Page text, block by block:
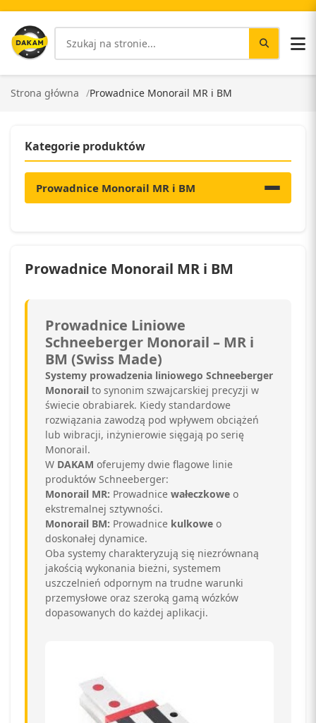
Strona główna Prowadnice Monorail MR i BM
Kategorie produktów
Prowadnice Monorail MR i BM
Prowadnice Monorail MR i BM
Prowadnice Liniowe
Schneeberger Monorail – MR i
BM (Swiss Made)
Systemy prowadzenia liniowego Schneeberger
Monorail to synonim szwajcarskiej precyzji w
świecie obrabiarek. Kiedy standardowe
rozwiązania zawodzą pod wpływem obciążeń
lub wibracji, inżynierowie sięgają po serię
Monorail.
W DAKAM oferujemy dwie flagowe linie
produktów Schneeberger:
Monorail MR: Prowadnice wałeczkowe o
ekstremalnej sztywności.
Monorail BM: Prowadnice kulkowe o
doskonałej dynamice.
Oba systemy charakteryzują się niezrównaną
jakością wykonania bieżni, systemem
uszczelnień odpornym na trudne warunki
przemysłowe oraz szeroką gamą wózków
dopasowanych do każdej aplikacji.